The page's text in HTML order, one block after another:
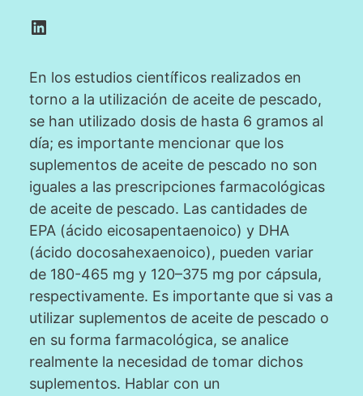
LinkedIn
En los estudios científicos realizados en
torno a la utilización de aceite de pescado,
se han utilizado dosis de hasta 6 gramos al
día; es importante mencionar que los
suplementos de aceite de pescado no son
iguales a las prescripciones farmacológicas
de aceite de pescado. Las cantidades de
EPA (ácido eicosapentaenoico) y DHA
(ácido docosahexaenoico), pueden variar
de 180-465 mg y 120–375 mg por cápsula,
respectivamente. Es importante que si vas a
utilizar suplementos de aceite de pescado o
en su forma farmacológica, se analice
realmente la necesidad de tomar dichos
suplementos. Hablar con un